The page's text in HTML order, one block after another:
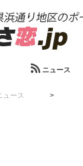
ニュース
ュース